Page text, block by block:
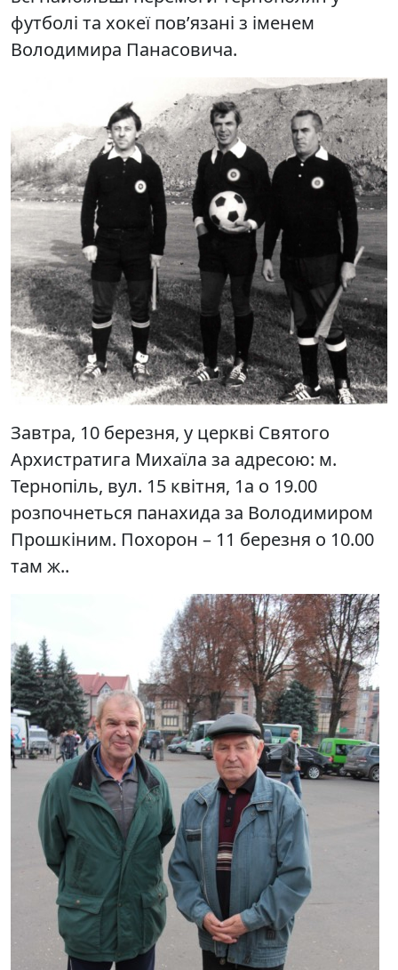
футболі та хокеї пов’язані з іменем
Володимира Панасовича.
Завтра, 10 березня, у церкві Святого
Архистратига Михаїла за адресою: м.
Тернопіль, вул. 15 квітня, 1а о 19.00
розпочнеться панахида за Володимиром
Прошкіним. Похорон – 11 березня о 10.00
там ж..